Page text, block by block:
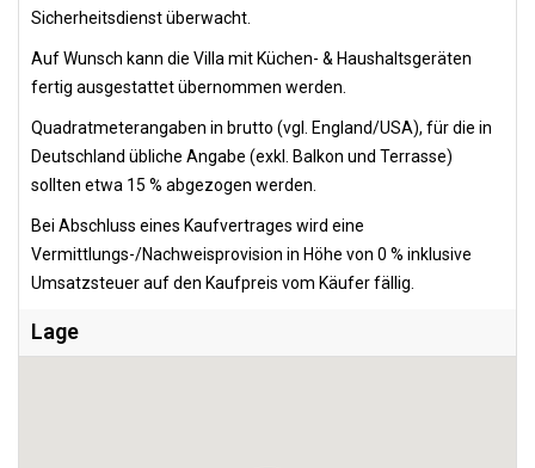
Sicherheitsdienst überwacht.
Auf Wunsch kann die Villa mit Küchen- & Haushaltsgeräten
fertig ausgestattet übernommen werden.
Quadratmeterangaben in brutto (vgl. England/USA), für die in
Deutschland übliche Angabe (exkl. Balkon und Terrasse)
sollten etwa 15 % abgezogen werden.
Bei Abschluss eines Kaufvertrages wird eine
Vermittlungs-/Nachweisprovision in Höhe von 0 % inklusive
Umsatzsteuer auf den Kaufpreis vom Käufer fällig.
Lage